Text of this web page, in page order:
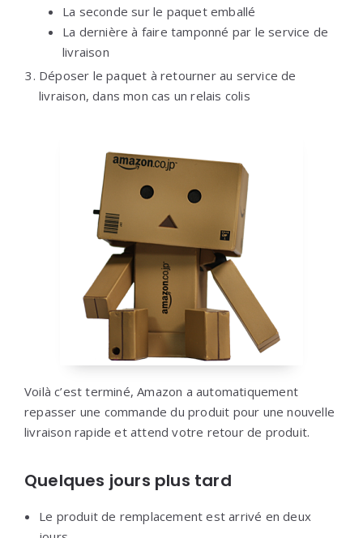
La seconde sur le paquet emballé
La dernière à faire tamponné par le service de
livraison
Déposer le paquet à retourner au service de
livraison, dans mon cas un relais colis
Voilà c’est terminé, Amazon a automatiquement
repasser une commande du produit pour une nouvelle
livraison rapide et attend votre retour de produit.
Quelques jours plus tard
Le produit de remplacement est arrivé en deux